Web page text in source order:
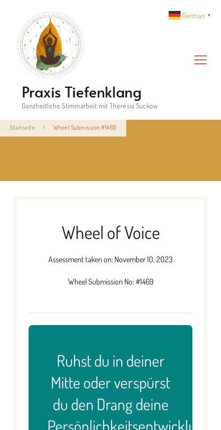
Praxis Tiefenklang
Ganzheitliche Stimmarbeit mit Theresia Suckow
Startseite Wheel Submission #1469
Wheel of Voice
Assessment taken on: November 10, 2023
Wheel Submission No: #1469
Ruhst du in deiner
Mitte oder verspürst
du den Drang deine
Persönlichkeitsentwicklung
German ▼